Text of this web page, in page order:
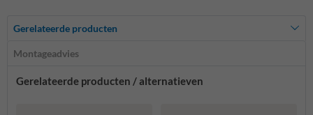
Gerelateerde producten
Montageadvies
Gerelateerde producten / alternatieven